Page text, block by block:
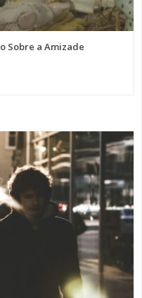
Sobre a Amizade